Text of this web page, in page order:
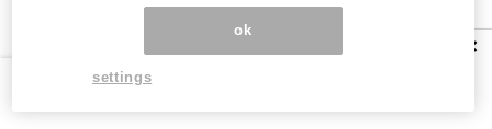
規雇用が非正規雇用を搾取する構造になっている。正
規と非正規の壁をなくさなければいけない」という発
言。だから、「正規雇用をなくして、全員、非正規雇
用にするべきだ」と言っているのです。
×
ok
settings